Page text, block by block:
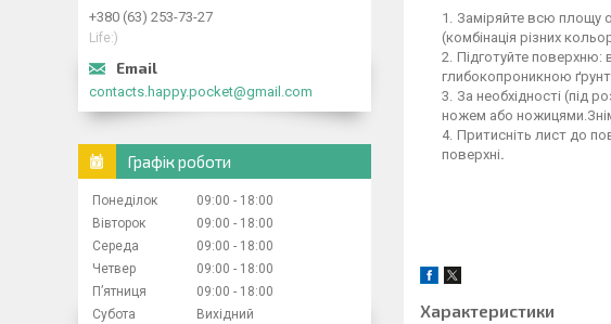
Заміряйте всю площу
(комбінація різних
Підготуйте поверхню:
глибокопроникною
За необхідності (під
ножем або
Притисніть лист до
поверхні.
Характеристики
+380 (63) 253-73-27
Life:)
contacts.happy.pocket@gmail.com
Графік роботи
Понеділок 09:00
18:00
Вівторок
09:00
18:00
Середа
09:00
18:00
Четвер
09:00
18:00
Пʼятниця
09:00
18:00
Субота
Вихідний